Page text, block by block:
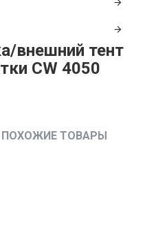
внешний тент
CW 4050
ПОХОЖИЕ ТОВАРЫ